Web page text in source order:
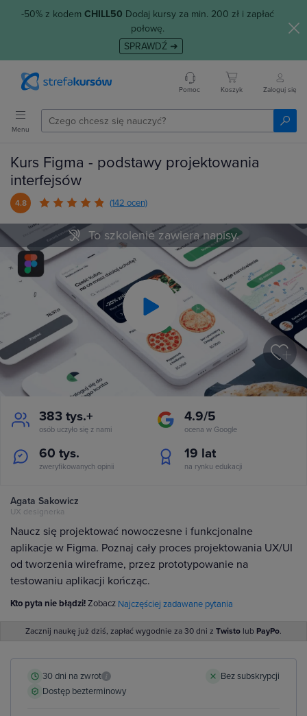
-50% z kodem CHILL50 Dodaj kursy za min. 200 zł i zapłać
połowę.
SPRAWDŹ ➜
Pomoc Koszyk Zaloguj się
Menu
Kurs Figma - podstawy projektowania
interfejsów
4.8 (142 ocen)
Play
To szkolenie zawiera napisy.
383 tys.+
osób uczyło się z nami
4.9/5
ocena w Google
60 tys.
zweryfikowanych opinii
19 lat
na rynku edukacji
Agata Sakowicz
UX designerka
Naucz się projektować nowoczesne i funkcjonalne
aplikacje w Figma. Poznaj cały proces projektowania UX/UI
od tworzenia wireframe, przez prototypowanie na
testowaniu aplikacji kończąc.
Kto pyta nie błądzi!Zobacz Najczęściej zadawane pytania
Zacznij naukę już dziś, zapłać wygodnie za 30 dni z Twisto lub PayPo.
30 dni na zwrot i
Bez subskrypcji
Dostęp bezterminowy